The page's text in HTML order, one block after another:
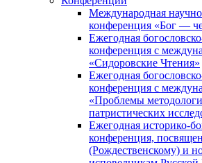
Международная
конференция «Бог —
Ежегодная
конференция с
«Сидоровские Чтения»
Ежегодная
конференция с
«Проблемы
патристических
Ежегодная историко-
конференция,
(Рождественскому) и